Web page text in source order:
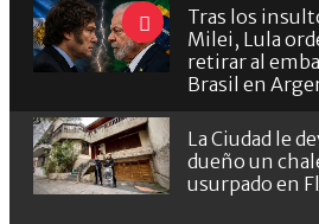
Tras los
Milei, Lula
retirar al
Brasil en
La Ciudad le
dueño un
usurpado en